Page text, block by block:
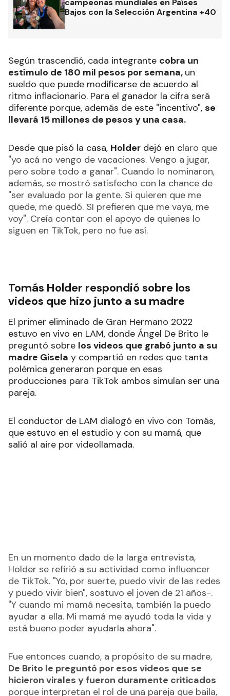
campeonas mundiales en Países
Bajos con la Selección Argentina +40
Según trascendió, cada integrante cobra un
estímulo de 180 mil pesos por semana, un
sueldo que puede modificarse de acuerdo al
ritmo inflacionario. Para el ganador la cifra será
diferente porque, además de este "incentivo", se
llevará 15 millones de pesos y una casa.
Desde que pisó la casa, Holder dejó en claro que
"yo acá no vengo de vacaciones. Vengo a jugar,
pero sobre todo a ganar". Cuando lo nominaron,
además, se mostró satisfecho con la chance de
"ser evaluado por la gente. Si quieren que me
quede, me quedó. SI prefieren que me vaya, me
voy". Creía contar con el apoyo de quienes lo
siguen en TikTok, pero no fue así.
Tomás Holder respondió sobre los
videos que hizo junto a su madre
El primer eliminado de Gran Hermano 2022
estuvo en vivo en LAM, donde Ángel De Brito le
preguntó sobre los videos que grabó junto a su
madre Gisela y compartió en redes que tanta
polémica generaron porque en esas
producciones para TikTok ambos simulan ser una
pareja.
El conductor de LAM dialogó en vivo con Tomás,
que estuvo en el estudio y con su mamá, que
salió al aire por videollamada.
En un momento dado de la larga entrevista,
Holder se refirió a su actividad como influencer
de TikTok. "Yo, por suerte, puedo vivir de las redes
y puedo vivir bien", sostuvo el joven de 21 años-.
"Y cuando mi mamá necesita, también la puedo
ayudar a ella. Mi mamá me ayudó toda la vida y
está bueno poder ayudarla ahora".
Fue entonces cuando, a propósito de su madre,
De Brito le preguntó por esos videos que se
hicieron virales y fueron duramente criticados
porque interpretan el rol de una pareja que baila,